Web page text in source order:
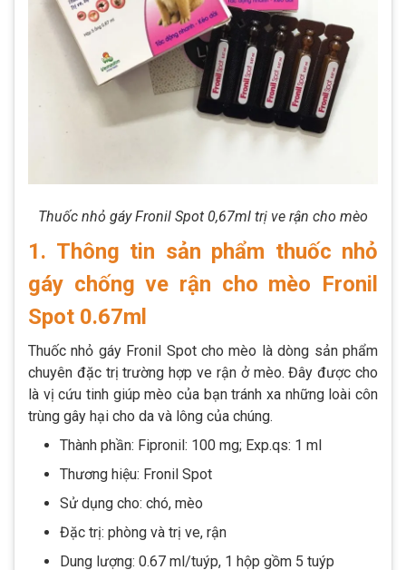
Thuốc nhỏ gáy Fronil Spot 0,67ml trị ve rận cho mèo
1. Thông tin sản phẩm thuốc nhỏ
gáy chống ve rận cho mèo Fronil
Spot 0.67ml
Thuốc nhỏ gáy Fronil Spot cho mèo là dòng sản phẩm
chuyên đặc trị trường hợp ve rận ở mèo. Đây được cho
là vị cứu tinh giúp mèo của bạn tránh xa những loài côn
trùng gây hại cho da và lông của chúng.
Thành phần: Fipronil: 100 mg; Exp.qs: 1 ml
Thương hiệu: Fronil Spot
Sử dụng cho: chó, mèo
Đặc trị: phòng và trị ve, rận
Dung lượng: 0.67 ml/tuýp, 1 hộp gồm 5 tuýp